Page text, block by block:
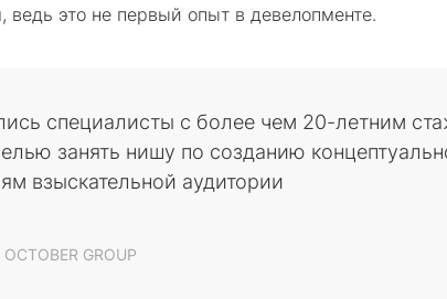
ведь это не первый опыт в девелопменте.
специалисты с более чем 20-летним
занять нишу по созданию
взыскательной аудитории
GROUP